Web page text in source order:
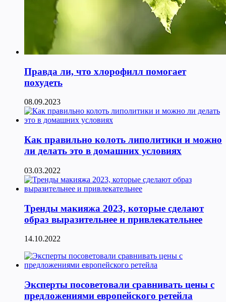
Правда ли, что хлорофилл помогает
похудеть
08.09.2023
Как правильно колоть липолитики и можно
ли делать это в домашних условиях
03.03.2022
Тренды макияжа 2023, которые сделают
образ выразительнее и привлекательнее
14.10.2022
Эксперты посоветовали сравнивать цены с
предложениями европейского ретейла